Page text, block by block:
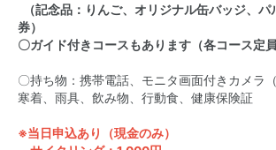
（記念品：りんご、オリジナル缶バッジ、
券）
〇ガイド付きコースもあります（各コース定員
〇持ち物：携帯電話、モニタ画面付きカメラ
寒着、雨具、飲み物、行動食、健康保険証
※当日申込あり（現金のみ）